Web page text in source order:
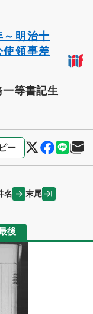
明治十
領事差
等書記生
ー
名 末尾
後